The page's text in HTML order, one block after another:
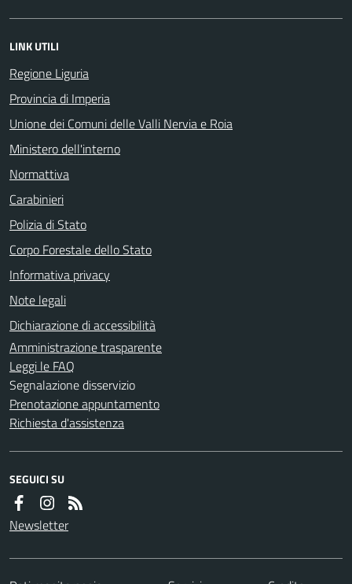
LINK UTILI
Regione Liguria
Provincia di Imperia
Unione dei Comuni delle Valli Nervia e Roia
Ministero dell'interno
Normattiva
Carabinieri
Polizia di Stato
Corpo Forestale dello Stato
Informativa privacy
Note legali
Dichiarazione di accessibilità
Amministrazione trasparente
Leggi le FAQ
Segnalazione disservizio
Prenotazione appuntamento
Richiesta d'assistenza
SEGUICI SU
Newsletter